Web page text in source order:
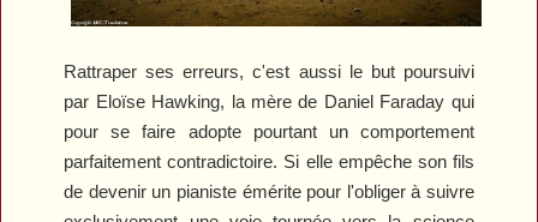
Rattraper ses erreurs, c'est aussi le but poursuivi
par Eloïse Hawking, la mère de Daniel Faraday qui
pour se faire adopte pourtant un comportement
parfaitement contradictoire. Si elle empêche son fils
de devenir un pianiste émérite pour l'obliger à suivre